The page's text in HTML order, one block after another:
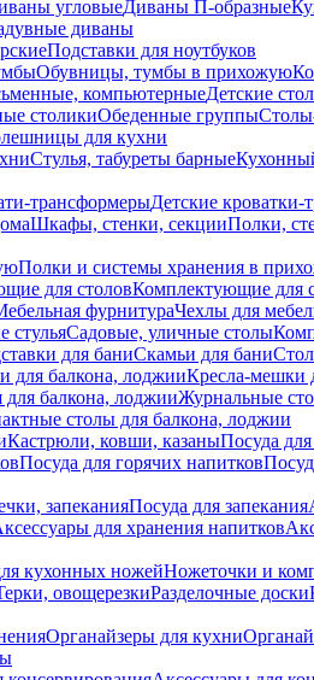
угловыеДиваны П-образные
диваны
Подставки для ноутбуков
Обувницы, тумбы в прихожую
компьютерныеДетские
столикиОбеденные группы
для кухни
Стулья, табуреты барные
трансформерыДетские кроватки-
Шкафы, стенки, секцииПолки,
Полки и системы хранения в
для столовКомплектующие для
фурнитураЧехлы для
стульяСадовые, уличные столы
для баниСкамьи для бани
для балкона, лоджииКресла-мешки
балкона, лоджииЖурнальные
столы для балкона, лоджии
Кастрюли, ковши, казаныПосуда
Посуда для горячих напитков
запеканияПосуда для запекания
для хранения напитков
кухонных ножейНожеточки и
овощерезкиРазделочные доски
Органайзеры для кухни